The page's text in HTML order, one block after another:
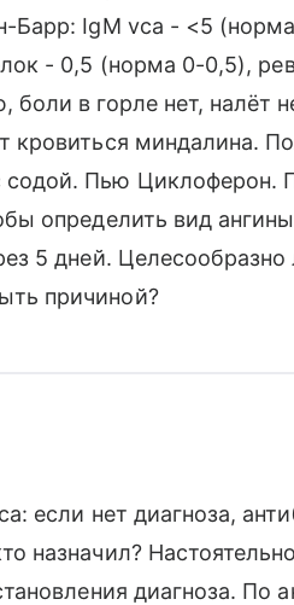
Барр: IgM vca - <5
- 0,5 (норма 0-0,5),
в горле нет, налёт
кровиться миндалина.
Пью Циклоферон.
определить вид
5 дней.
причиной?
если нет диагноза,
назначил?
диагноза. По